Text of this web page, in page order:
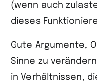
(wenn auch
dieses
Gute Argumente,
Sinne zu
in Verhältnissen,